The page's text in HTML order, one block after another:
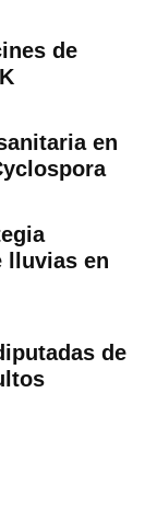
de
en
lluvias en
de